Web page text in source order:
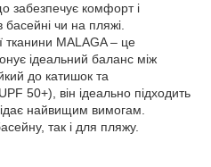
забезпечує комфорт і
басейні чи на пляжі.
тканини MALAGA – це
ідеальний баланс між
до катишок та
50+), він ідеально підходить
найвищим вимогам.
так і для пляжу.